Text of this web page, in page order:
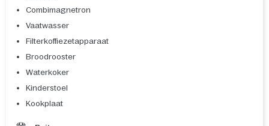
Combimagnetron
Vaatwasser
Filterkoffiezetapparaat
Broodrooster
Waterkoker
Kinderstoel
Kookplaat